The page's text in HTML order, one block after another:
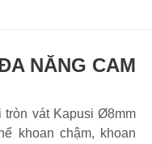
NĂNG CAM
tròn vát Kapusi Ø8mm
khoan chậm, khoan